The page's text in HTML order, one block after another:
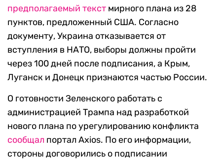
предполагаемый текст мирного плана из 28
пунктов, предложенный США. Согласно
документу, Украина отказывается от
вступления в НАТО, выборы должны пройти
через 100 дней после подписания, а Крым,
Луганск и Донецк признаются частью России.
О готовности Зеленского работать с
администрацией Трампа над разработкой
нового плана по урегулированию конфликта
сообщал портал Axios. По его информации,
стороны договорились о подписании